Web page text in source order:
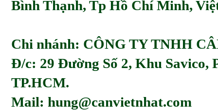
Bình Thạnh, Tp Hồ Chí Minh,
Chi nhánh: CÔNG TY TNHH
Đ/c: 29 Đường Số 2, Khu Savico,
TP.HCM.
Mail: hung@canvietnhat.com